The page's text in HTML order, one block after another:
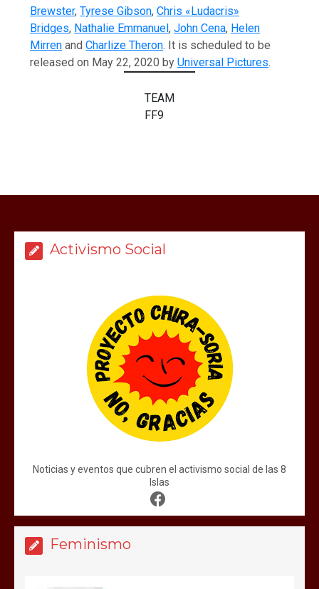
Brewster,Tyrese Gibson,Chris «Ludacris»
Bridges, Nathalie Emmanuel,John Cena, Helen
Mirren andCharlize Theron. It is scheduled to be
released on May 22, 2020 byUniversal Pictures.
TEAM
FF9
Activismo Social
Noticias y eventos que cubren el activismo social de las 8
Islas
Feminismo